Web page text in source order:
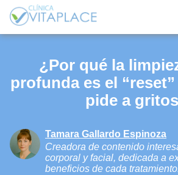
¿Por qué la
profunda es el
pide a
Tamara Gallardo Espinoza
Creadora de contenido
corporal y facial, dedicada a
beneficios de cada